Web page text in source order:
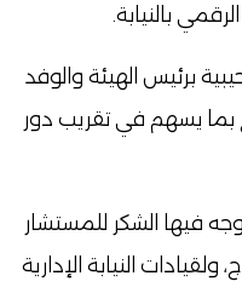
بالنيابة.
برئيس الهيئة والوفد
بما يسهم في تقريب دور
فيها الشكر للمستشار
النيابة الإدارية